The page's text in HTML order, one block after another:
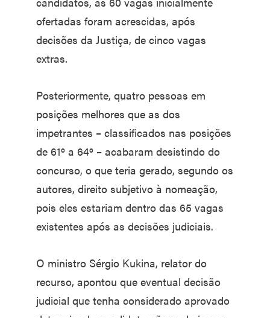
ofertadas foram acrescidas, após
decisões da Justiça, de cinco vagas
extras.
Posteriormente, quatro pessoas em
posições melhores que as dos
impetrantes – classificados nas posições
de 61º a 64º – acabaram desistindo do
concurso, o que teria gerado, segundo os
autores, direito subjetivo à nomeação,
pois eles estariam dentro das 65 vagas
existentes após as decisões judiciais.
O ministro Sérgio Kukina, relator do
recurso, apontou que eventual decisão
judicial que tenha considerado aprovado